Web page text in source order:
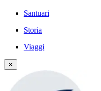
Santuari
Storia
Viaggi
✕